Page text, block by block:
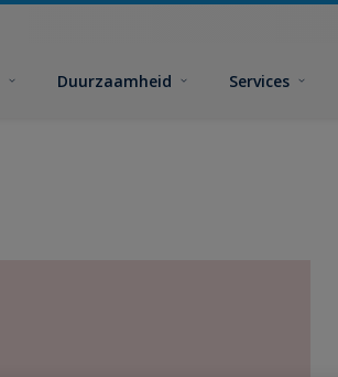
Duurzaamheid Services